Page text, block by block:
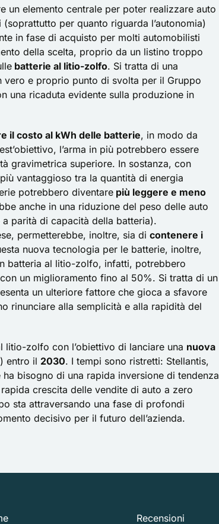
un elemento centrale per poter realizzare auto
per quanto riguarda l’autonomia)
in fase di acquisto per molti automobilisti
della scelta, proprio da un listino troppo
batterie al litio-zolfo. Si tratta di una
e proprio punto di svolta per il Gruppo
una ricaduta evidente sulla produzione in
il costo al kWh delle batterie, in modo da
l’arma in più potrebbero essere
gravimetrica superiore. In sostanza, con
vantaggioso tra la quantità di energia
potrebbero diventare più leggere e meno
anche in una riduzione del peso delle auto
parità di capacità della batteria).
permetterebbe, inoltre, sia di contenere i
nuova tecnologia per le batterie, inoltre,
batteria al litio-zolfo, infatti, potrebbero
un miglioramento fino al 50%. Si tratta di un
un ulteriore fattore che gioca a sfavore
rinunciare alla semplicità e alla rapidità del
litio-zolfo con l’obiettivo di lanciare una nuova
entro il 2030. I tempi sono ristretti: Stellantis,
bisogno di una rapida inversione di tendenza
crescita delle vendite di auto a zero
sta attraversando una fase di profondi
decisivo per il futuro dell’azienda.
Recensioni